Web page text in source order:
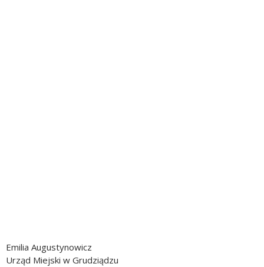
Emilia Augustynowicz
Urząd Miejski w Grudziądzu